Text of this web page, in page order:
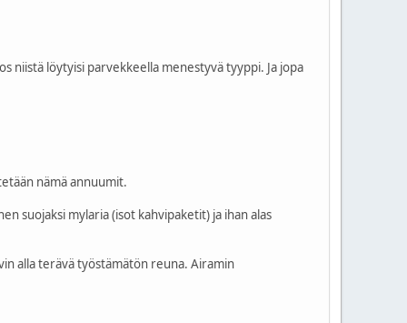
niistä löytyisi parvekkeella menestyvä tyyppi. Ja jopa
nämä annuumit.
suojaksi mylaria (isot kahvipaketit) ja ihan alas
alla terävä työstämätön reuna. Airamin